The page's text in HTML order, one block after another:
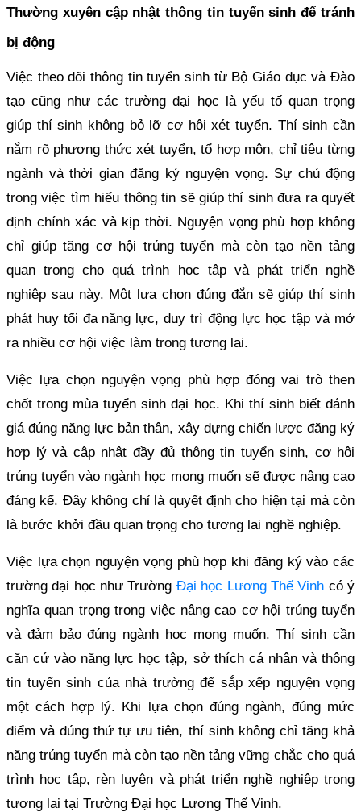
Thường xuyên cập nhật thông tin tuyển sinh để tránh
bị động
Việc theo dõi thông tin tuyển sinh từ Bộ Giáo dục và Đào
tạo cũng như các trường đại học là yếu tố quan trọng
giúp thí sinh không bỏ lỡ cơ hội xét tuyển. Thí sinh cần
nắm rõ phương thức xét tuyển, tổ hợp môn, chỉ tiêu từng
ngành và thời gian đăng ký nguyện vọng. Sự chủ động
trong việc tìm hiểu thông tin sẽ giúp thí sinh đưa ra quyết
định chính xác và kịp thời. Nguyện vọng phù hợp không
chỉ giúp tăng cơ hội trúng tuyển mà còn tạo nền tảng
quan trọng cho quá trình học tập và phát triển nghề
nghiệp sau này. Một lựa chọn đúng đắn sẽ giúp thí sinh
phát huy tối đa năng lực, duy trì động lực học tập và mở
ra nhiều cơ hội việc làm trong tương lai.
Việc lựa chọn nguyện vọng phù hợp đóng vai trò then
chốt trong mùa tuyển sinh đại học. Khi thí sinh biết đánh
giá đúng năng lực bản thân, xây dựng chiến lược đăng ký
hợp lý và cập nhật đầy đủ thông tin tuyển sinh, cơ hội
trúng tuyển vào ngành học mong muốn sẽ được nâng cao
đáng kể. Đây không chỉ là quyết định cho hiện tại mà còn
là bước khởi đầu quan trọng cho tương lai nghề nghiệp.
Việc lựa chọn nguyện vọng phù hợp khi đăng ký vào các
trường đại học như Trường Đại học Lương Thế Vinh có ý
nghĩa quan trọng trong việc nâng cao cơ hội trúng tuyển
và đảm bảo đúng ngành học mong muốn. Thí sinh cần
căn cứ vào năng lực học tập, sở thích cá nhân và thông
tin tuyển sinh của nhà trường để sắp xếp nguyện vọng
một cách hợp lý. Khi lựa chọn đúng ngành, đúng mức
điểm và đúng thứ tự ưu tiên, thí sinh không chỉ tăng khả
năng trúng tuyển mà còn tạo nền tảng vững chắc cho quá
trình học tập, rèn luyện và phát triển nghề nghiệp trong
tương lai tại Trường Đại học Lương Thế Vinh.